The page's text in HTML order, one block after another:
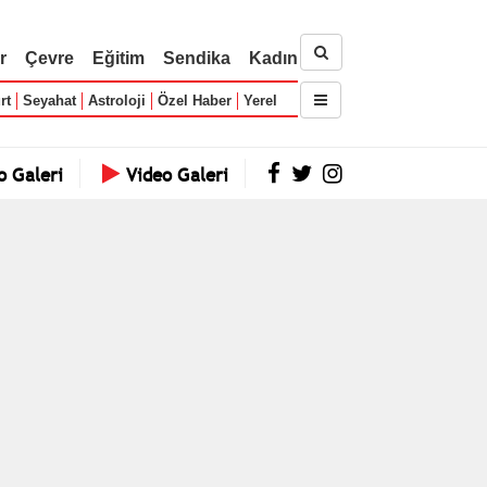
Çevre Eğitim Sendika Kadın
Seyahat Astroloji Özel Haber Yerel
Galeri Video Galeri